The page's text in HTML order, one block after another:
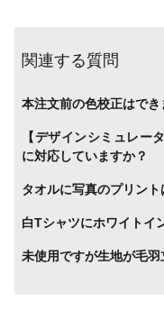
関連する質問
本注文前の色校正はでき
【デザインシミュレー
に対応していますか？
タオルに写真のプリント
白Tシャツにホワイトイ
未使用ですが生地が毛羽